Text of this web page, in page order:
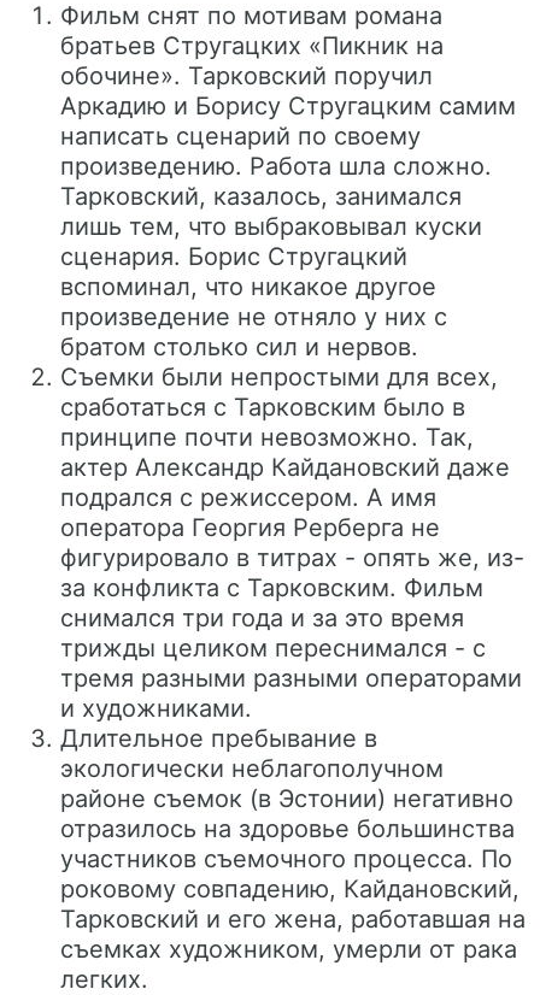
Фильм снят по мотивам романа
братьев Стругацких «Пикник на
обочине». Тарковский поручил
Аркадию и Борису Стругацким самим
написать сценарий по своему
произведению. Работа шла сложно.
Тарковский, казалось, занимался
лишь тем, что выбраковывал куски
сценария. Борис Стругацкий
вспоминал, что никакое другое
произведение не отняло у них с
братом столько сил и нервов.
Съемки были непростыми для всех,
сработаться с Тарковским было в
принципе почти невозможно. Так,
актер Александр Кайдановский даже
подрался с режиссером. А имя
оператора Георгия Рерберга не
фигурировало в титрах - опять же, из-
за конфликта с Тарковским. Фильм
снимался три года и за это время
трижды целиком переснимался - с
тремя разными разными операторами
и художниками.
Длительное пребывание в
экологически неблагополучном
районе съемок (в Эстонии) негативно
отразилось на здоровье большинства
участников съемочного процесса. По
роковому совпадению, Кайдановский,
Тарковский и его жена, работавшая на
съемках художником, умерли от рака
легких.